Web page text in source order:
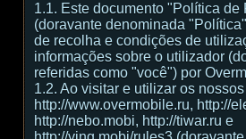
1.1. Este documento "Política de
(doravante denominada
de recolha e condições de
informações sobre o utilizador
referidas como "você") por
1.2. Ao visitar e utilizar os
http://www.overmobile.ru, http://
http://nebo.mobi, http://tiwar.ru e